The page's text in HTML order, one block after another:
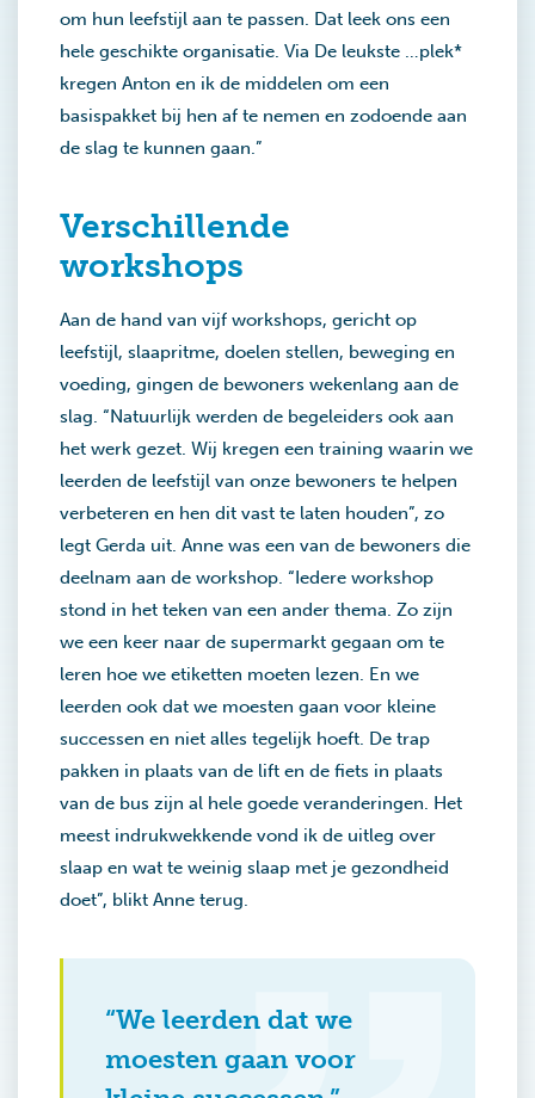
om hun leefstijl aan te passen. Dat leek ons een
hele geschikte organisatie. Via De leukste …plek*
kregen Anton en ik de middelen om een
basispakket bij hen af te nemen en zodoende aan
de slag te kunnen gaan.”
Verschillende
workshops
Aan de hand van vijf workshops, gericht op
leefstijl, slaapritme, doelen stellen, beweging en
voeding, gingen de bewoners wekenlang aan de
slag. “Natuurlijk werden de begeleiders ook aan
het werk gezet. Wij kregen een training waarin we
leerden de leefstijl van onze bewoners te helpen
verbeteren en hen dit vast te laten houden”, zo
legt Gerda uit. Anne was een van de bewoners die
deelnam aan de workshop. “Iedere workshop
stond in het teken van een ander thema. Zo zijn
we een keer naar de supermarkt gegaan om te
leren hoe we etiketten moeten lezen. En we
leerden ook dat we moesten gaan voor kleine
successen en niet alles tegelijk hoeft. De trap
pakken in plaats van de lift en de fiets in plaats
van de bus zijn al hele goede veranderingen. Het
meest indrukwekkende vond ik de uitleg over
slaap en wat te weinig slaap met je gezondheid
doet”, blikt Anne terug.
“We leerden dat we
moesten gaan voor